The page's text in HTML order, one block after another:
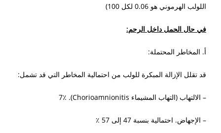
اللولب الهرموني هو 0.06 لكل 100)
في حال الحمل داخل الرحم:
أ. المخاطر المحتملة:
قد تقلل الإزالة المبكرة للولب من احتمالية المخاطر التي قد تشمل:
– الالتهاب (التهاب المشيماء Chorioamnionitis). 7٪
– الإجهاض. احتمالية بنسبة 47 إلى 57 ٪